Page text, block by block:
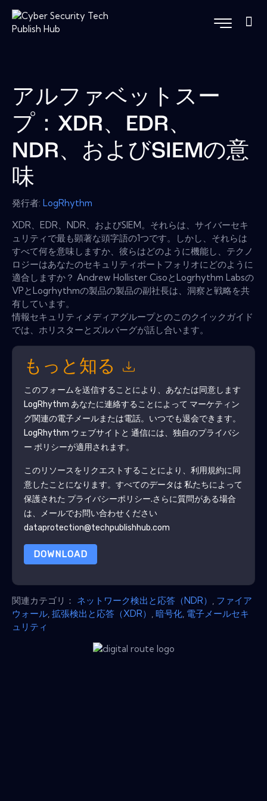
アルファベットスー
プ：XDR、EDR、
NDR、およびSIEMの意
味
発行者: LogRhythm
XDR、EDR、NDR、およびSIEM。それらは、サイバーセキ
ュリティで最も顕著な頭字語の1つです。しかし、それらは
すべて何を意味しますか、彼らはどのように機能し、テクノ
ロジーはあなたのセキュリティポートフォリオにどのように
適合しますか？ Andrew Hollister CisoとLogrhythm Labsの
VPとLogrhythmの製品の製品の副社長は、洞察と戦略を共
有しています。
情報セキュリティメディアグループとのこのクイックガイド
では、ホリスターとズルバーグが話し合います。
もっと知る
このフォームを送信することにより、あなたは同意します
LogRhythm あなたに連絡することによって マーケティン
グ関連の電子メールまたは電話。いつでも退会できます。
LogRhythm ウェブサイトと 通信には、独自のプライバシ
ー ポリシーが適用されます。
このリソースをリクエストすることにより、利用規約に同
意したことになります。すべてのデータは 私たちによって
保護された プライバシーポリシー.さらに質問がある場合
は、メールでお問い合わせください
dataprotection@techpublishhub.com
DOWNLOAD
関連カテゴリ： ネットワーク検出と応答（NDR）
ファイア
ウォール 拡張検出と応答（XDR） 暗号化 電子メールセキ
ュリティ